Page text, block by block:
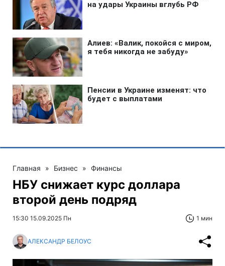
Главная » Бизнес » Финансы
НБУ снижает курс доллара
второй день подряд
15:30 15.09.2025 Пн 1 мин
АЛЕКСАНДР БЕЛОУС